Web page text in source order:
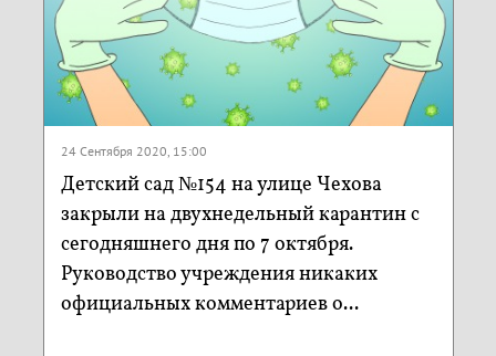
24 Сентября 2020, 15:00
Детский сад №154 на улице Чехова
закрыли на двухнедельный карантин с
сегодняшнего дня по 7 октября.
Руководство учреждения никаких
официальных комментариев о...